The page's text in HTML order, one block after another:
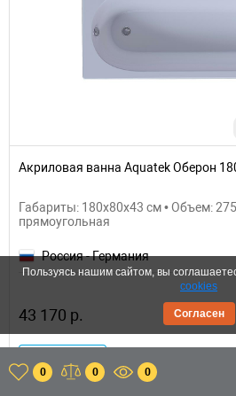
Акриловая ванна Aquatek Оберон
Габариты: 180x80x43 см • Объем:
прямоугольная
Россия - Германия
43 170 р.
Купить
0 0 0
Пользуясь нашим сайтом, вы
cookies
Согласен